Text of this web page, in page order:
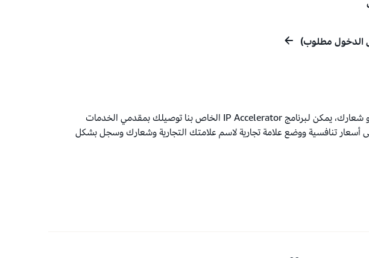
الدخول مطلوب)
إذا لم يكن لديك علامة تجارية لاسم علامتك التجارية أو شعارك، يمكن لبرنامج IP Accelerator الخاص بنا توصيلك بمقدمي الخدمات
تنافسية ووضع علامة تجارية لاسم علامتك التجارية وشعارك وسجل بشكل